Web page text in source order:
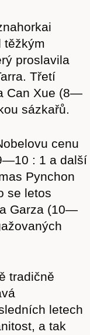
těžkým
proslavila
Třetí
Can Xue (8—
sázkařů.
cenu
: 1 a další
Pynchon
se letos
Garza (10—
tradičně
letech
a tak